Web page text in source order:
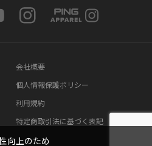
会社概要
個人情報保護ポリシー
利用規約
特定商取引法に基づく表記
向上のため